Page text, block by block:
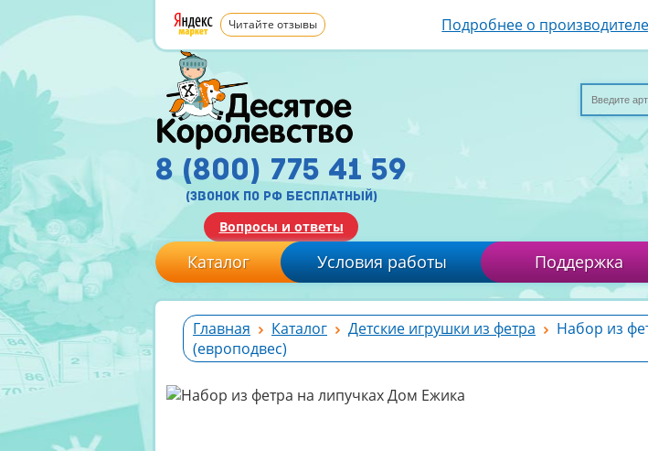
Читайте отзывы Подробнее о
8 (800) 775 41 59
(звонок по рф бесплатный)
Вопросы и ответы
Каталог Условия работы Поддержка
Главная Каталог Детские игрушки из фетра
Набор из
(европодвес)